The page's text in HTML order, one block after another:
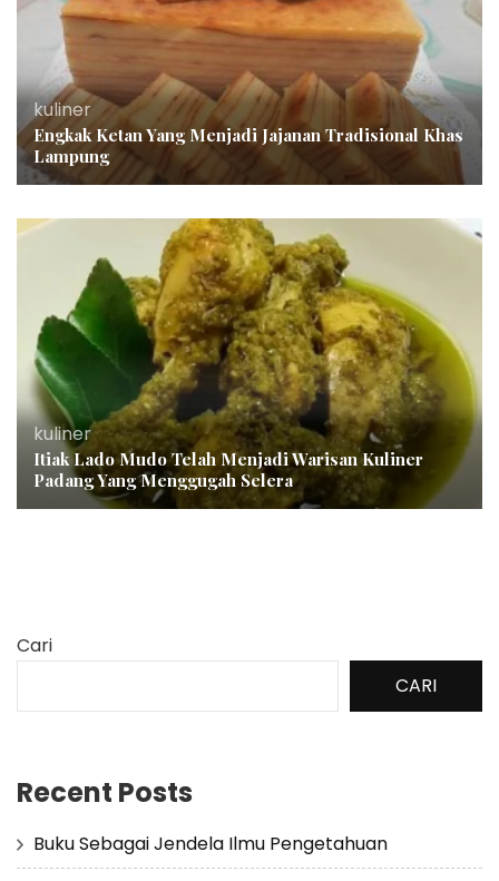
kuliner
Engkak Ketan Yang Menjadi Jajanan Tradisional Khas
Lampung
kuliner
Itiak Lado Mudo Telah Menjadi Warisan Kuliner
Padang Yang Menggugah Selera
Cari
CARI
Recent Posts
Buku Sebagai Jendela Ilmu Pengetahuan